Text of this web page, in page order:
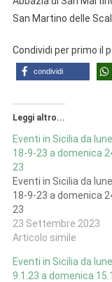
San Martino delle
Condividi per primo il
condividi
Leggi altro...
Eventi in Sicilia da
18-9-23 a domenica
23
Eventi in Sicilia da
18-9-23 a domenica
23
23 Settembre 2023
Articolo simile
Eventi in Sicilia da
9.1.23 a domenica